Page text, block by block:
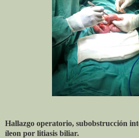
Hallazgo operatorio, subobstrucción
íleon por litiasis biliar.